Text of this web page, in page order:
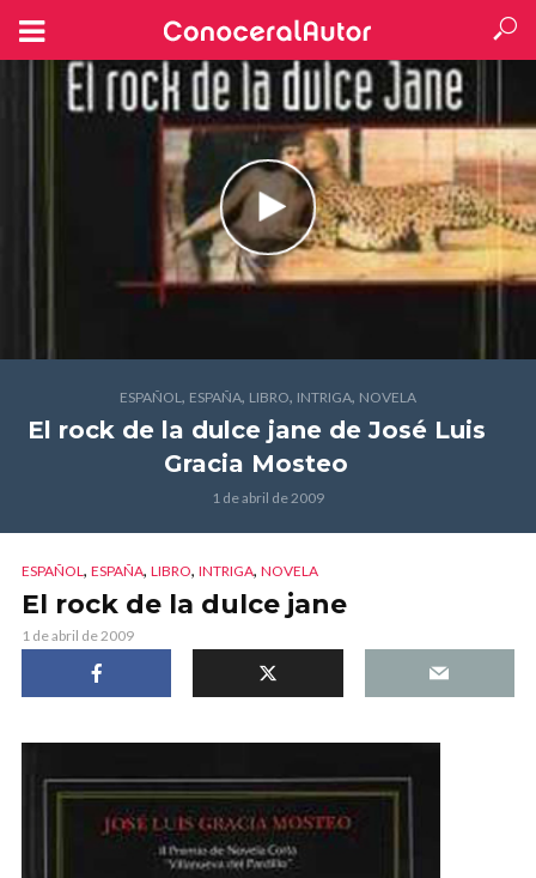
ESPAÑOL, ESPAÑA, LIBRO, INTRIGA, NOVELA
El rock de la dulce janede José Luis
Gracia Mosteo
1 de abril de 2009
ESPAÑOL, ESPAÑA, LIBRO, INTRIGA, NOVELA
El rock de la dulce jane
1 de abril de 2009